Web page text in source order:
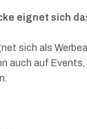
eignet sich
sich als
auch auf